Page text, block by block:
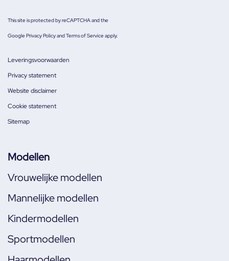
This site is protected by reCAPTCHA and the
GooglePrivacy PolicyandTerms of Serviceapply.
Leveringsvoorwaarden
Privacy statement
Website disclaimer
Cookie statement
Sitemap
Modellen
Vrouwelijke modellen
Mannelijke modellen
Kindermodellen
Sportmodellen